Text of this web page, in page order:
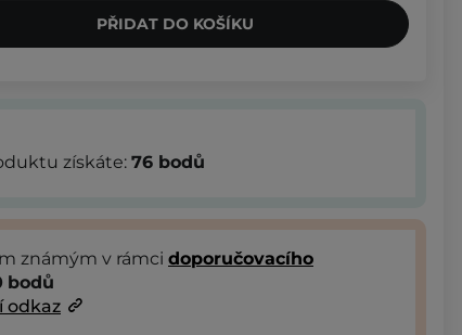
PŘIDAT DO KOŠÍKU
získáte: 76 bodů
známým v rámci doporučovacího
bodů
odkaz